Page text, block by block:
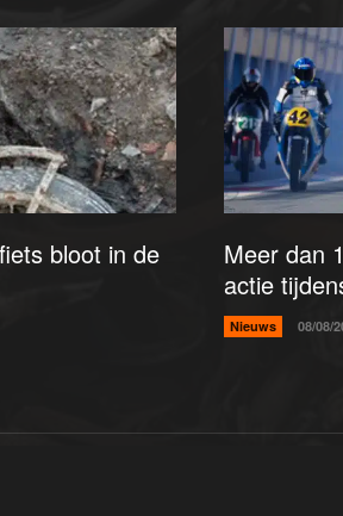
bloot in de
Meer dan
actie
Nieuws 08/08/